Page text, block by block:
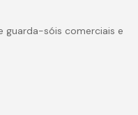
guarda-sóis comerciais e